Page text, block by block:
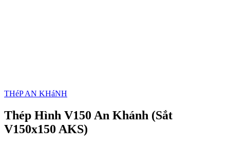
THéP AN KHáNH
Thép Hình V150 An Khánh (Sắt
V150x150 AKS)